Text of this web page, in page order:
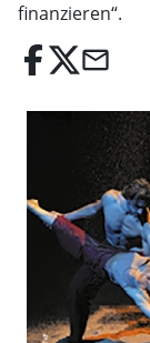
finanzieren“.
email